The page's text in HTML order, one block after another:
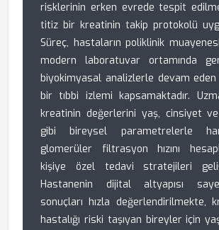
risklerinin erken evrede tespit
titiz bir kreatinin takip protokolü
Süreç, hastaların poliklinik
modern laboratuvar ortamında
biyokimyasal analizlerle devam
bir tıbbi izlemi kapsamaktadır.
kreatinin değerlerini yaş, cinsiyet
gibi bireysel parametrelerle
glomerüler filtrasyon hızını
kişiye özel tedavi stratejileri
Hastanenin dijital altyapısı
sonuçları hızla değerlendirilmekte,
hastalığı riski taşıyan bireyler için